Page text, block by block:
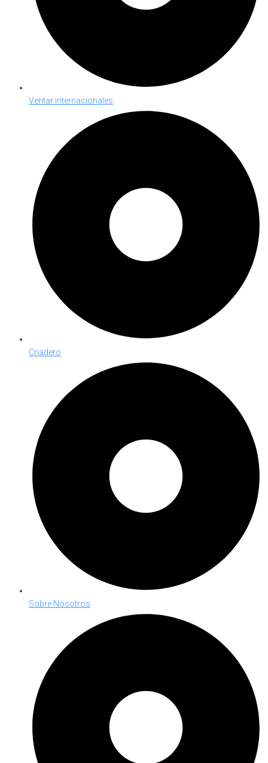
Ventar internacionales
Criadero
Sobre Nosotros